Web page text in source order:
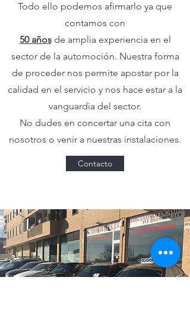
Todo ello podemos afirmarlo ya que
contamos con
50 añosde amplia experiencia en el
sector de la automoción. Nuestra forma
de proceder nos permite apostar por la
calidad en el servicio y nos hace estar a la
vanguardia del sector.
No dudes en concertar una cita con
nosotros o venir a nuestras instalaciones.
Contacto